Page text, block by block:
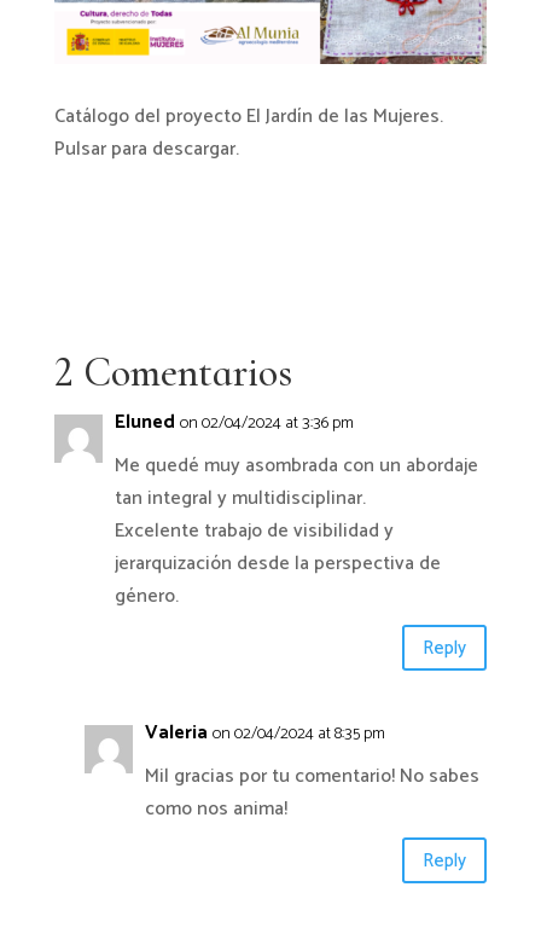
Catálogo del proyectoEl Jardín de las Mujeres.
Pulsar para descargar.
2 Comentarios
Eluned on 02/04/2024 at 3:36 pm
Me quedé muy asombrada con un abordaje
tan integral y multidisciplinar.
Excelente trabajo de visibilidad y
jerarquización desde la perspectiva de
género.
Reply
Valeria on 02/04/2024 at 8:35 pm
Mil gracias por tu comentario! No sabes
como nos anima!
Reply